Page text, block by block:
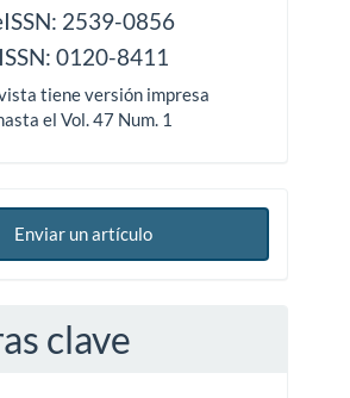
2539-0856
ISSN: 0120-8411
tiene versión impresa
el Vol. 47 Num. 1
Enviar un artículo
clave